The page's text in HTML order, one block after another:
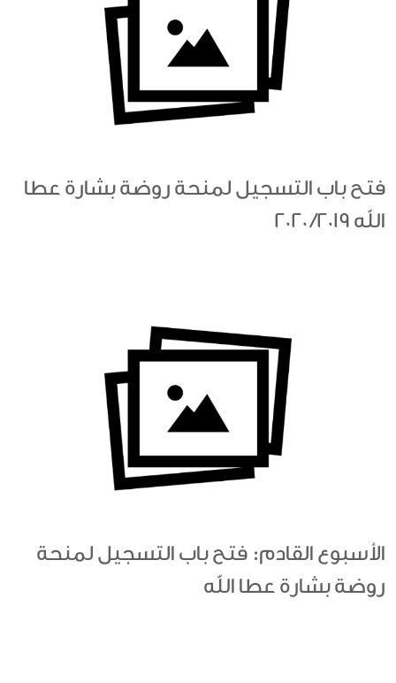
فتح باب التسجيل لمنحة روضة بشارة عطا
الله 2019/ 2020
الأسبوع القادم: فتح باب التسجيل لمنحة
روضة بشارة عطا الله